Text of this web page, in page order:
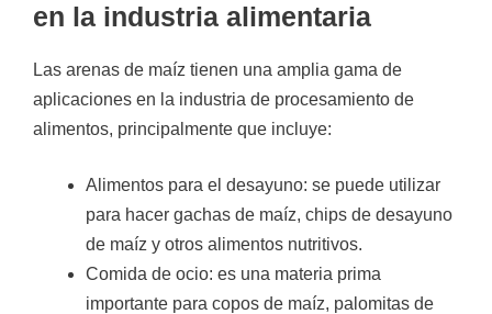
en la industria alimentaria
Las arenas de maíz tienen una amplia gama de
aplicaciones en la industria de procesamiento de
alimentos, principalmente que incluye:
Alimentos para el desayuno: se puede utilizar
para hacer gachas de maíz, chips de desayuno
de maíz y otros alimentos nutritivos.
Comida de ocio: es una materia prima
importante para copos de maíz, palomitas de